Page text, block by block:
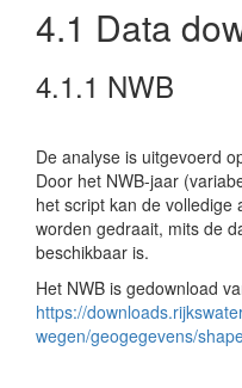
4.1 Data
4.1.1 NWB
De analyse is uitgevoerd
Door het NWB-jaar
het script kan de
worden gedraait, mits de
beschikbaar is.
Het NWB is gedownload
https://
wegen/geogegevens/